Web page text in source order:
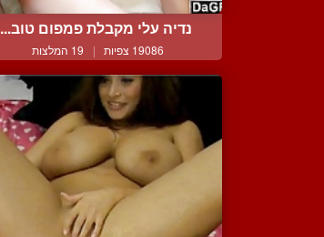
נדיה עלי מקבלת פמפום טוב...
19086 צפיות | 19 המלצות